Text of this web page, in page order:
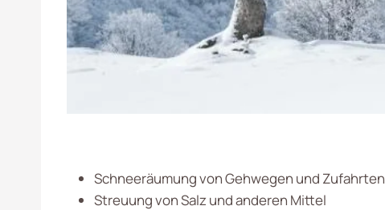
Schneeräumung von Gehwegen und Zufahrten
Streuung von Salz und anderen Mittel